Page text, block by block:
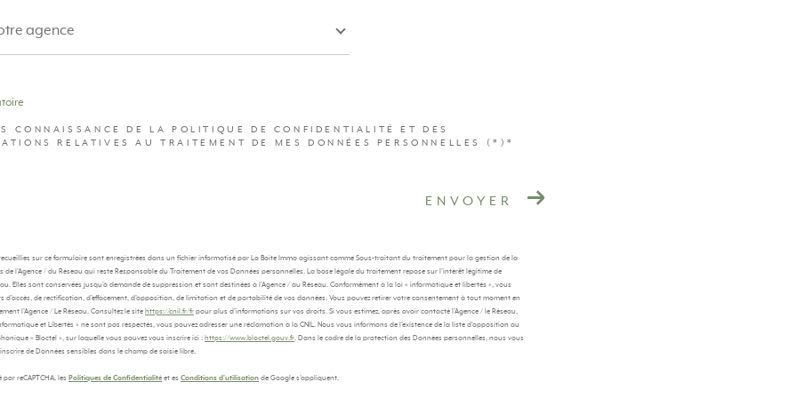
agence
CONNAISSANCE DE LA POLITIQUE DE CONFIDENTIALITÉ ET DES
RELATIVES AU TRAITEMENT DE MES DONNÉES PERSONNELLES (*)*
ENVOYER
sur ce formulaire sont enregistrées dans un fichier informatisé par La Boite Immo agissant comme Sous-traitant du traitement pour la gestion de la
de l'Agence / du Réseau qui reste Responsable du Traitement de vos Données personnelles. La base légale du traitement repose sur l'intérêt légitime de
Elles sont conservées jusqu'à demande de suppression et sont destinées à l'Agence / au Réseau. Conformément à la loi « informatique et libertés », vous
d’accès, de rectification, d’effacement, d’opposition, de limitation et de portabilité de vos données. Vous pouvez retirer votre consentement à tout moment en
l’Agence / Le Réseau. Consultez le site https://cnil.fr/fr pour plus d’informations sur vos droits. Si vous estimez, après avoir contacté l'Agence / le Réseau,
et Libertés » ne sont pas respectés, vous pouvez adresser une réclamation à la CNIL. Nous vous informons de l’existence de la liste d'opposition au
« Bloctel », sur laquelle vous pouvez vous inscrire ici : https://www.bloctel.gouv.fr. Dans le cadre de la protection des Données personnelles, nous vous
de Données sensibles dans le champ de saisie libre.
reCAPTCHA, les Politiques de Confidentialité et es Conditions d'utilisation de Google s'appliquent.